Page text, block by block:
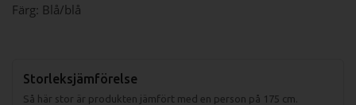
Färg: Blå/blå
Storleksjämförelse
Så här stor är produkten jämfört med en person på 175 cm.